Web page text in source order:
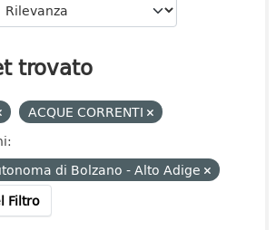
trovato
ACQUE CORRENTI
di Bolzano - Alto Adige
Filtro